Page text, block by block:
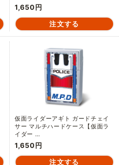
1,650円
仮面ライダーアギト ガードチェイ
サー マルチハードケース【仮面ラ
イダー …
1,650円